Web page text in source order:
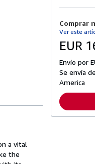
a vital
the
Comprar
Ver este
EUR
Envío por
Se envía
America